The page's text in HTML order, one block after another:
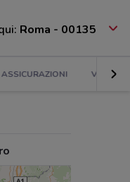
Roma - 00135
ASSICURAZIONI VIAGGI